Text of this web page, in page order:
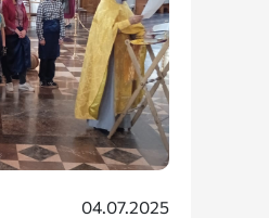
04.07.2025